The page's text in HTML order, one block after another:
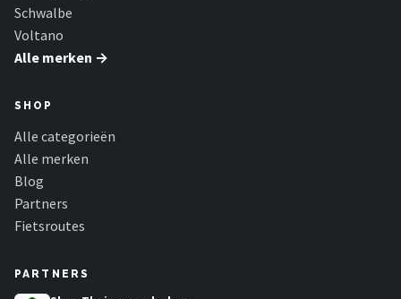
Schwalbe
Voltano
Alle merken →
SHOP
Alle categorieën
Alle merken
Blog
Partners
Fietsroutes
PARTNERS